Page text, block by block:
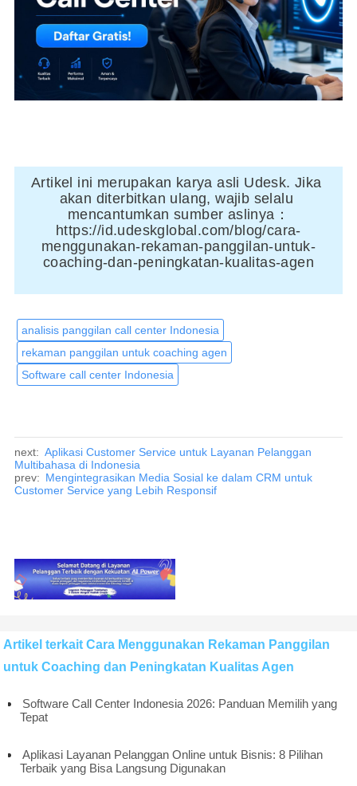
Artikel ini merupakan karya asli Udesk. Jika
akan diterbitkan ulang, wajib selalu
mencantumkan sumber aslinya：
https://id.udeskglobal.com/blog/cara-
menggunakan-rekaman-panggilan-untuk-
coaching-dan-peningkatan-kualitas-agen
analisis panggilan call center Indonesia
rekaman panggilan untuk coaching agen
Software call center Indonesia
next: Aplikasi Customer Service untuk Layanan Pelanggan
Multibahasa di Indonesia
prev: Mengintegrasikan Media Sosial ke dalam CRM untuk
Customer Service yang Lebih Responsif
Artikel terkait Cara Menggunakan Rekaman Panggilan
untuk Coaching dan Peningkatan Kualitas Agen
Software Call Center Indonesia 2026: Panduan Memilih yang
Tepat
Aplikasi Layanan Pelanggan Online untuk Bisnis: 8 Pilihan
Terbaik yang Bisa Langsung Digunakan